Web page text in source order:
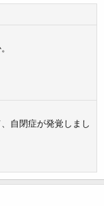
自閉症が発覚しまし